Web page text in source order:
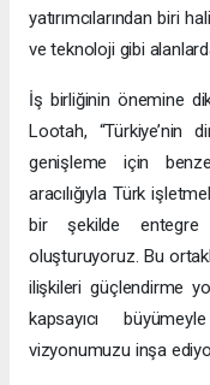
yatırımcılarından biri
ve teknoloji gibi
İş birliğinin önemine
Lootah, “Türkiye’nin
genişleme için
aracılığıyla Türk
bir şekilde entegre
oluşturuyoruz. Bu
ilişkileri güçlendirme
kapsayıcı
vizyonumuzu inşa